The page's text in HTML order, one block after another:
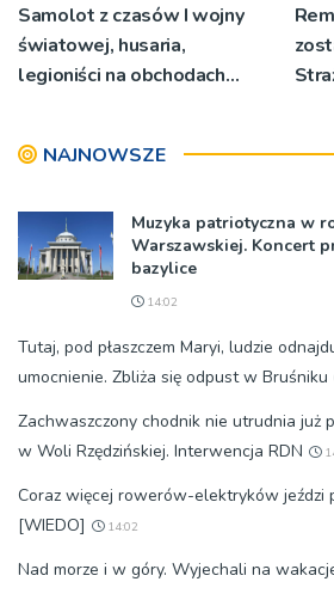
Samolot z czasów I wojny
światowej, husaria,
legioniści na obchodach
Rzędzińskiej
NAJNOWSZE
Muzyka patriotyczna w
Warszawskiej. Koncert
bazylice
14:02
Tutaj, pod płaszczem Maryi, ludzie
umocnienie. Zbliża się odpust w Bruśniku
Zachwaszczony chodnik nie utrudnia już
w Woli Rzędzińskiej. Interwencja RDN
Coraz więcej rowerów-elektryków jeździ
[WIEDO]
14:02
Nad morze i w góry. Wyjechali na